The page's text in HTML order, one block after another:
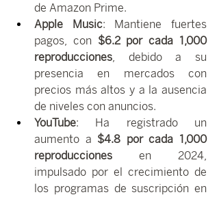
de Amazon Prime.
Apple Music: Mantiene fuertes
pagos, con $6.2 por cada 1,000
reproducciones , debido a su
presencia en mercados con
precios más altos y a la ausencia
de niveles con anuncios.
YouTube: Ha registrado un
aumento a $4.8 por cada 1,000
reproducciones en 2024,
impulsado por el crecimiento de
los programas de suscripción en